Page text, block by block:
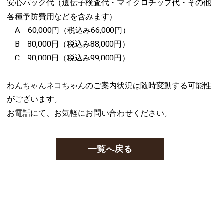
安心パック代（遺伝子検査代・マイクロチップ代・その他
各種予防費用などを含みます）
A 60,000円（税込み66,000円）
B 80,000円（税込み88,000円）
C 90,000円（税込み99,000円）
わんちゃんネコちゃんのご案内状況は随時変動する可能性
がございます。
お電話にて、お気軽にお問い合わせください。
一覧へ戻る